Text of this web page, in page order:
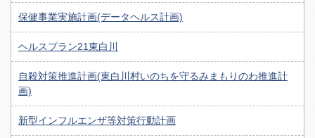
保健事業実施計画(データヘルス計画)
ヘルスプラン21東白川
自殺対策推進計画(東白川村いのちを守るみまもりのわ推進計
画)
新型インフルエンザ等対策行動計画